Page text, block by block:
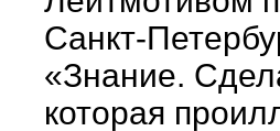
Санкт-
«Знание.
которая